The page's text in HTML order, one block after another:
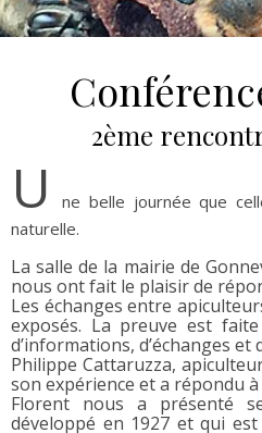
2ème
U
ne belle journée que
naturelle.
La salle de la mairie de
nous ont fait le plaisir de
Les échanges entre
exposés. La preuve est
d’informations, d’échanges et
Philippe Cattaruzza,
son expérience et a répondu
Florent nous a présenté
développé en 1927 et qui